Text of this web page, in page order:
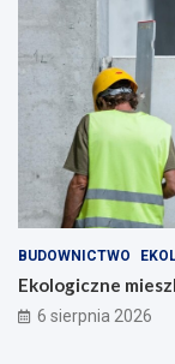
BUDOWNICTWO
Ekologiczne
6 sierpnia 2026